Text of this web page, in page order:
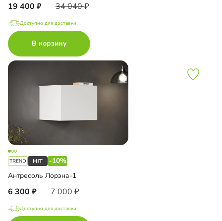
19 400 34 040
Доступно для доставки
В корзину
-10%
Антресоль Лорэна-1
6 300 7 000
Доступно для доставки